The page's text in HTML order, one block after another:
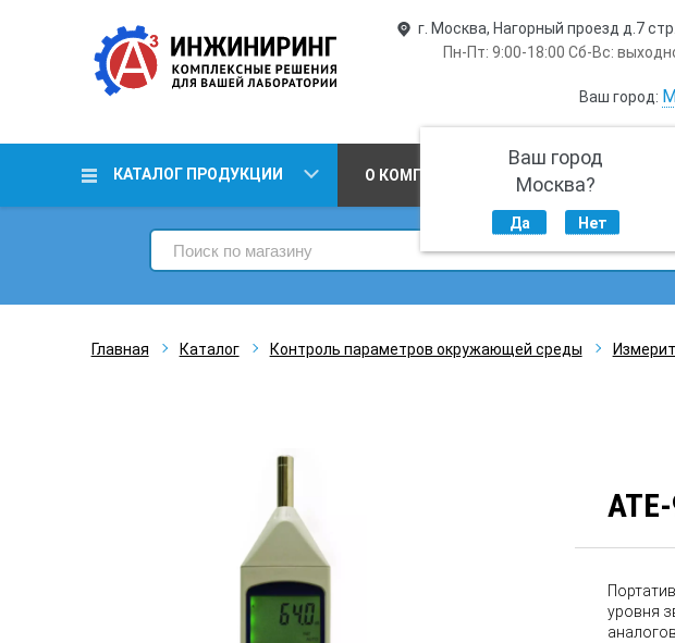
г. Москва, Нагорный проезд д.7
Пн-Пт: 9:00-18:00 Сб-Вс:
Ваш город:
Ваш город
Москва?
Да Нет
КАТАЛОГ ПРОДУКЦИИ О КОМПАНИИ ПРОИЗВОДСТВО
Главная Каталог Контроль параметров окружающей среды
уровня